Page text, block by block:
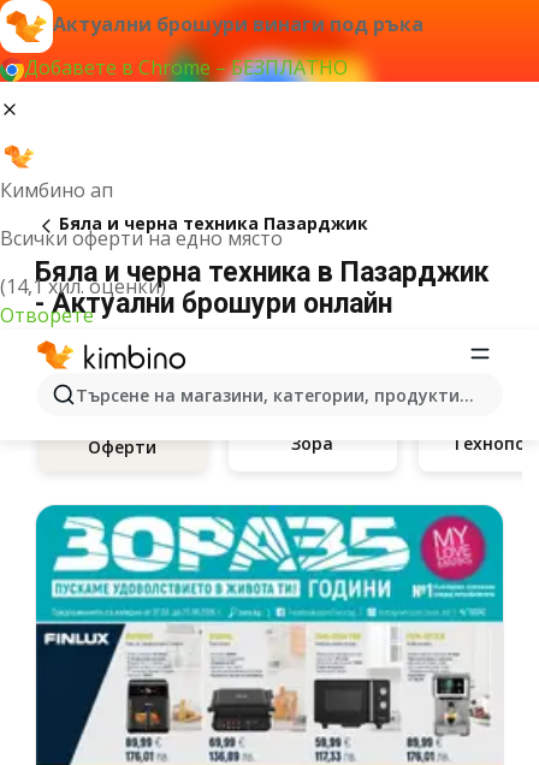
Актуални брошури винаги под ръка
Добавете в Chrome – БЕЗПЛАТНО
Кимбино ап
Всички оферти на едно място
(14,1 хил. оценки)
Отворете
Търсене на магазини, категории, продукти...
Бяла и черна техника Пазарджик
Бяла и черна техника в Пазарджик
- Актуални брошури онлайн
Оферти Зора